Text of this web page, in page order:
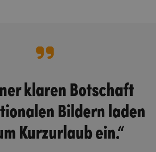
klaren Botschaft
Bildern laden
Kurzurlaub ein.“